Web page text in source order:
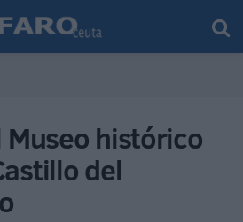
Museo histórico
del